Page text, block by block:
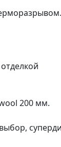
200 мм.